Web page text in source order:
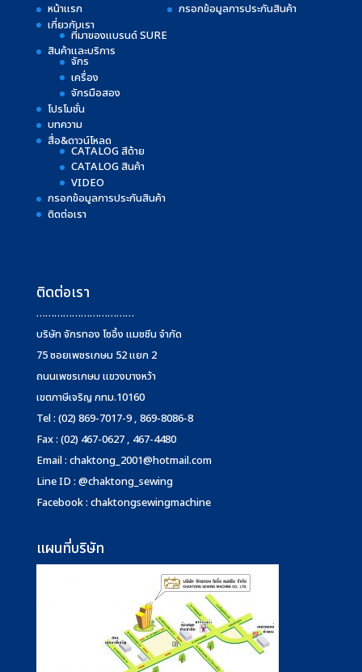
หน้าแรก
เกี่ยวกับเรา
ที่มาของแบรนด์ SURE
สินค้าและบริการ
จักร
เครื่อง
จักรมือสอง
โปรโมชั่น
บทความ
สื่อ&ดาวน์โหลด
CATALOG สีด้าย
CATALOG สินค้า
VIDEO
กรอกข้อมูลการประกันสินค้า
ติดต่อเรา
กรอกข้อมูลการประกันสินค้า
ติดต่อเรา
……………………………
บริษัท จักรทอง โซอิ้ง แมชชีน จำกัด
75 ซอยเพชรเกษม 52 แยก 2
ถนนเพชรเกษม แขวงบางหว้า
เขตภาษีเจริญ กทม.10160
Tel : (02) 869-7017-9 , 869-8086-8
Fax : (02) 467-0627 , 467-4480
Email : chaktong_2001@hotmail.com
Line ID : @chaktong_sewing
Facebook : chaktongsewingmachine
แผนที่บริษัท